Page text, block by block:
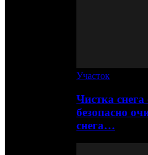
Участок
Чистка
безопасно
снега…